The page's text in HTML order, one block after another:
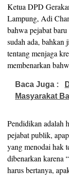
Ketua DPD
Lampung, Adi
bahwa pejabat
sudah ada, bahkan
tentang menjaga
membenarkan
Baca Juga :
Masyarakat
Pendidikan adalah
pejabat publik,
yang menodai hak
dibenarkan karena
harus bertanya,